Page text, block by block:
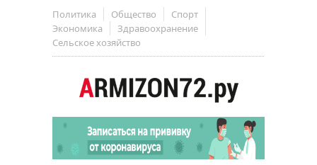
Политика Общество
Спорт
Экономика
Здравоохранение
Сельское хозяйство